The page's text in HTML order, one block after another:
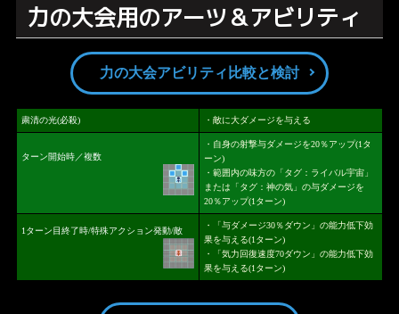
力の大会用のアーツ＆アビリティ
力の大会アビリティ比較と検討
粛清の光(必殺) ・敵に大ダメージを与える
ターン開始時／複数
・自身の射撃与ダメージを20％アップ(1タ
ーン)
・範囲内の味方の「タグ：ライバル宇宙」
または「タグ：神の気」の与ダメージを
20％アップ(1ターン)
1ターン目終了時/特殊アクション発動/敵
・「与ダメージ30％ダウン」の能力低下効
果を与える(1ターン)
・「気力回復速度70ダウン」の能力低下効
果を与える(1ターン)